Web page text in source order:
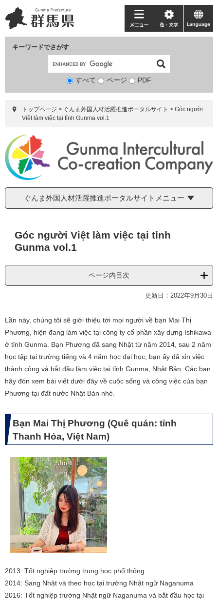
ー
ジ
ニ
ュ
て
キーワードでさがす
検
象
すべて ページ PDF
メ
ニ
ー
色・
文
language
トップページ > ぐんま外国人材活躍推進ポータルサイト > Góc người
Việt làm việc tại tỉnh Gunma vol.1
ぐんま外国人材活躍推進ポータルサイトメニュー
Góc người Việt làm việc tại tỉnh
Gunma vol.1
ページ内目次
更新日：2022年9月30日
Lần này, chúng tôi sẽ giới thiệu tới mọi người về bạn Mai Thị
Phương, hiện đang làm việc tại công ty cổ phần xây dựng Ishikawa
ở tỉnh Gunma. Bạn Phương đã sang Nhật từ năm 2014, sau 2 năm
học tập tại trường tiếng và 4 năm học đại học, bạn ấy đã xin việc
thành công và bắt đầu làm việc tại tỉnh Gunma, Nhật Bản. Các bạn
hãy đón xem bài viết dưới đây về cuộc sống và công việc của bạn
Phương tại đất nước Nhật Bản nhé.
Bạn Mai Thị Phương (Quê quán: tỉnh
Thanh Hóa, Việt Nam)
2013: Tốt nghiệp trường trung học phổ thông
2014: Sang Nhật và theo học tại trường Nhật ngữ Naganuma
2016: Tốt nghiệp trường Nhật ngữ Naganuma và bắt đầu học tại